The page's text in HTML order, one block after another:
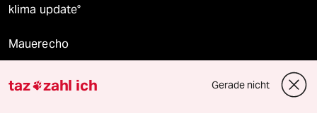
klima update°
Mauerecho
Freie Rede
taz zahl ich Gerade nicht